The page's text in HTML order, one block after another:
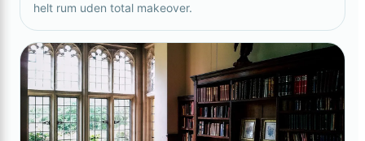
helt rum uden total makeover.